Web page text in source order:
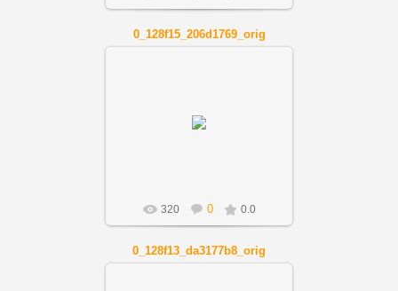
0_128f15_206d1769_orig
320 0 0.0
0_128f13_da3177b8_orig